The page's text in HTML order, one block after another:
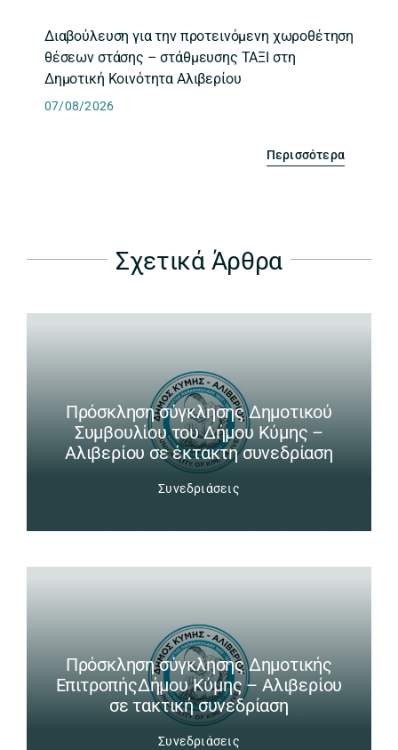
Διαβούλευση για την προτεινόμενη χωροθέτηση
θέσεων στάσης – στάθμευσης ΤΑΞΙ στη
Δημοτική Κοινότητα Αλιβερίου
07/08/2026
Περισσότερα
Σχετικά Άρθρα
Πρόσκληση σύγκλησης Δημοτικού
Συμβουλίου του Δήμου Κύμης –
Αλιβερίου σε έκτακτη συνεδρίαση
Συνεδριάσεις
Πρόσκληση σύγκλησης Δημοτικής
ΕπιτροπήςΔήμου Κύμης – Αλιβερίου
σε τακτική συνεδρίαση
Συνεδριάσεις